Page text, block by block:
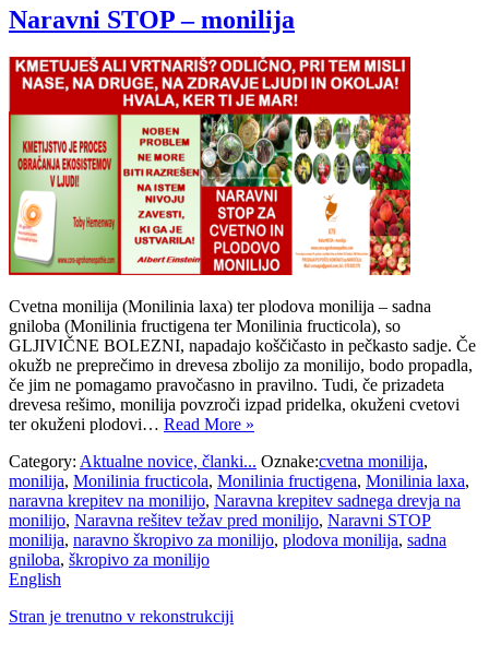
Naravni STOP – monilija
Cvetna monilija (Monilinia laxa) ter plodova monilija – sadna
gniloba (Monilinia fructigena ter Monilinia fructicola), so
GLJIVIČNE BOLEZNI, napadajo koščičasto in pečkasto sadje. Če
okužb ne preprečimo in drevesa zbolijo za monilijo, bodo propadla,
če jim ne pomagamo pravočasno in pravilno. Tudi, če prizadeta
drevesa rešimo, monilija povzroči izpad pridelka, okuženi cvetovi
ter okuženi plodovi… Read More »
Category: Aktualne novice, članki... Oznake:cvetna monilija,
monilija, Monilinia fructicola, Monilinia fructigena, Monilinia laxa,
naravna krepitev na monilijo, Naravna krepitev sadnega drevja na
monilijo, Naravna rešitev težav pred monilijo, Naravni STOP
monilija, naravno škropivo za monilijo, plodova monilija, sadna
gniloba, škropivo za monilijo
English
Stran je trenutno v rekonstrukciji